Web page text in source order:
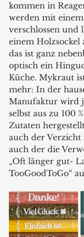
kommen in
werden mit
verschlossen und
einem Holzsockel
das ist ganz
optisch ein
Küche. Mykraut
mehr: In der
Manufaktur wird
selbst aus zu 100
Zutaten
auch der Verzicht
auch der die
„Oft länger gut-
TooGoodToGo“